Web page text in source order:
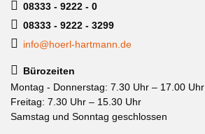
08333 - 9222 - 0
08333 - 9222 - 3299
info@hoerl-hartmann.de
Bürozeiten
Montag - Donnerstag: 7.30 Uhr – 17.00 Uhr
Freitag: 7.30 Uhr – 15.30 Uhr
Samstag und Sonntag geschlossen